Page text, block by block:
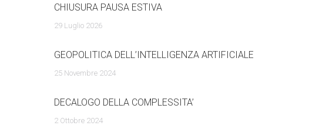
CHIUSURA PAUSA ESTIVA
29 Luglio 2026
GEOPOLITICA DELL’INTELLIGENZA ARTIFICIALE
25 Novembre 2024
DECALOGO DELLA COMPLESSITA’
2 Ottobre 2024